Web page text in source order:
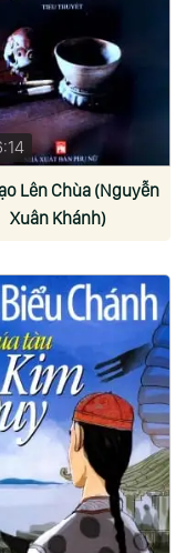
Lên Chùa (Nguyễn
Xuân Khánh)